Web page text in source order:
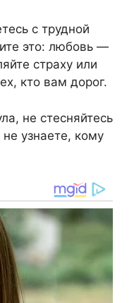
с трудной
это: любовь —
страху или
кто вам дорог.
не стесняйтесь
узнаете, кому